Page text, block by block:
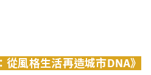
風格生活再造城市DNA》